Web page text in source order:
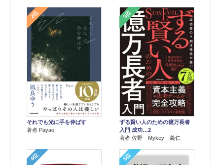
2位
それでも光に手を伸ばす
著者 Payao
3位
ずる賢い人のための億万長者
入門 成功…2
著者 佐野 Mykey 義仁
4位 5位